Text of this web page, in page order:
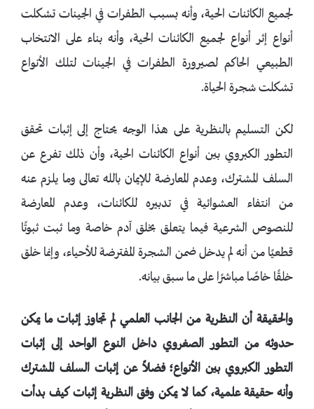
لجميع الكائنات الحية، وأنه بسبب الطفرات في الجينات تشكلت
أنواع إثر أنواع لجميع الكائنات الحية، وأنه بناء على الانتخاب
الطبيعي الحاكم لصيرورة الطفرات في الجينات لتلك الأنواع
تشكلت شجرة الحياة.
لكن التسليم بالنظرية على هذا الوجه يحتاج إلى إثبات تحقق
التطور الكبروي بين أنواع الكائنات الحية، وأن ذلك تفرع عن
السلف المشترك، وعدم المعارضة للإيمان بالله تعالى وما يلزم عنه
من انتفاء العشوائية في تدبيره للكائنات، وعدم المعارضة
للنصوص الشرعية فيما يتعلق بخلق آدم خاصة وما ثبت ثبوتًا
قطعيًا من أنه لم يدخل ضمن الشجرة المفترضة للأحياء، وإنما خلق
خلقًا خاصًا مباشرًا على ما سبق بيانه.
والحقيقة أن النظرية من الجانب العلمي لم تجاوز إثبات ما يمكن
حدوثه من التطور الصغروي داخل النوع الواحد إلى إثبات
التطور الكبروي بين الأنواع؛ فضلاً عن إثبات السلف المشترك
وأنه حقيقة علمية، كما لا يمكن وفق النظرية إثبات كيف بدأت